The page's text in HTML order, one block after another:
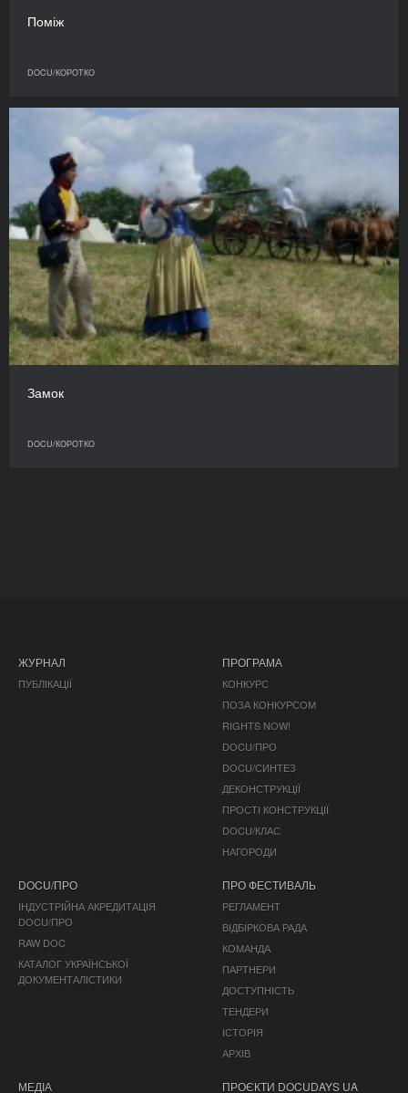
Поміж
DOCU/КОРОТКО
Замок
DOCU/КОРОТКО
ЖУРНАЛ
ПУБЛІКАЦІЇ
ПРОГРАМА
КОНКУРС
ПОЗА КОНКУРСОМ
RIGHTS NOW!
DOCU/ПРО
DOCU/СИНТЕЗ
ДЕКОНСТРУКЦІЇ
ПРОСТІ КОНСТРУКЦІЇ
DOCU/КЛАС
НАГОРОДИ
DOCU/ПРО
ІНДУСТРІЙНА АКРЕДИТАЦІЯ
DOCU/ПРО
RAW DOC
КАТАЛОГ УКРАЇНСЬКОЇ
ДОКУМЕНТАЛІСТИКИ
ПРО ФЕСТИВАЛЬ
РЕГЛАМЕНТ
ВІДБІРКОВА РАДА
КОМАНДА
ПАРТНЕРИ
ДОСТУПНІСТЬ
ТЕНДЕРИ
ІСТОРІЯ
АРХІВ
МЕДІА ПРОЄКТИ DOCUDAYS UA